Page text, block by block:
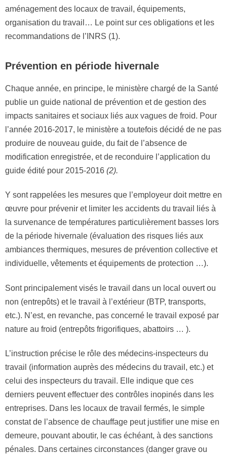
aménagement des locaux de travail, équipements,
organisation du travail… Le point sur ces obligations et les
recommandations de l’INRS (1).
Prévention en période hivernale
Chaque année, en principe, le ministère chargé de la Santé
publie un guide national de prévention et de gestion des
impacts sanitaires et sociaux liés aux vagues de froid. Pour
l’année 2016-2017, le ministère a toutefois décidé de ne pas
produire de nouveau guide, du fait de l’absence de
modification enregistrée, et de reconduire l’application du
guide édité pour 2015-2016 (2).
Y sont rappelées les mesures que l’employeur doit mettre en
œuvre pour prévenir et limiter les accidents du travail liés à
la survenance de températures particulièrement basses lors
de la période hivernale (évaluation des risques liés aux
ambiances thermiques, mesures de prévention collective et
individuelle, vêtements et équipements de protection …).
Sont principalement visés le travail dans un local ouvert ou
non (entrepôts) et le travail à l’extérieur (BTP, transports,
etc.). N’est, en revanche, pas concerné le travail exposé par
nature au froid (entrepôts frigorifiques, abattoirs … ).
L’instruction précise le rôle des médecins-inspecteurs du
travail (information auprès des médecins du travail, etc.) et
celui des inspecteurs du travail. Elle indique que ces
derniers peuvent effectuer des contrôles inopinés dans les
entreprises. Dans les locaux de travail fermés, le simple
constat de l’absence de chauffage peut justifier une mise en
demeure, pouvant aboutir, le cas échéant, à des sanctions
pénales. Dans certaines circonstances (danger grave ou